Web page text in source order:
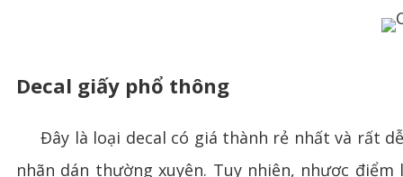
Decal giấy phổ thông
Đây là loại decal có giá thành rẻ nhất và rất
nhãn dán thường xuyên. Tuy nhiên, nhược